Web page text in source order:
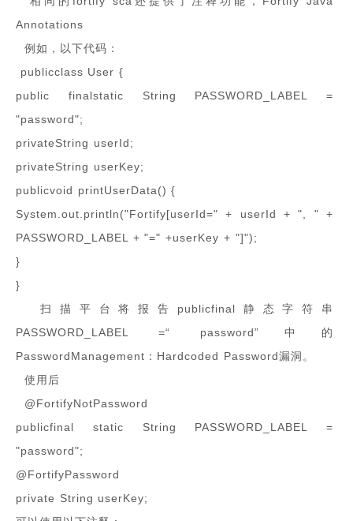
Annotations
例如，以下代码：
publicclass User {
public finalstatic String PASSWORD_LABEL =
"password";
privateString userId;
privateString userKey;
publicvoid printUserData() {
System.out.println("Fortify[userId=" + userId + ", " +
PASSWORD_LABEL + "=" +userKey + "]");
}
}
扫描平台将报告publicfinal静态字符串
PASSWORD_LABEL =“ password”中的
PasswordManagement：Hardcoded Password漏洞。
使用后
@FortifyNotPassword
publicfinal static String PASSWORD_LABEL =
"password";
@FortifyPassword
private String userKey;